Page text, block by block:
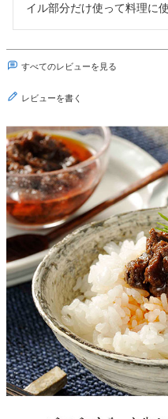
イル部分だけ使って料理に
すべてのレビューを見る
レビューを書く